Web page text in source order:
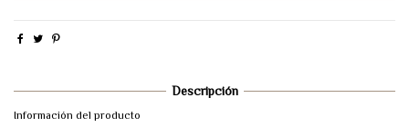
Descripción
Información del producto